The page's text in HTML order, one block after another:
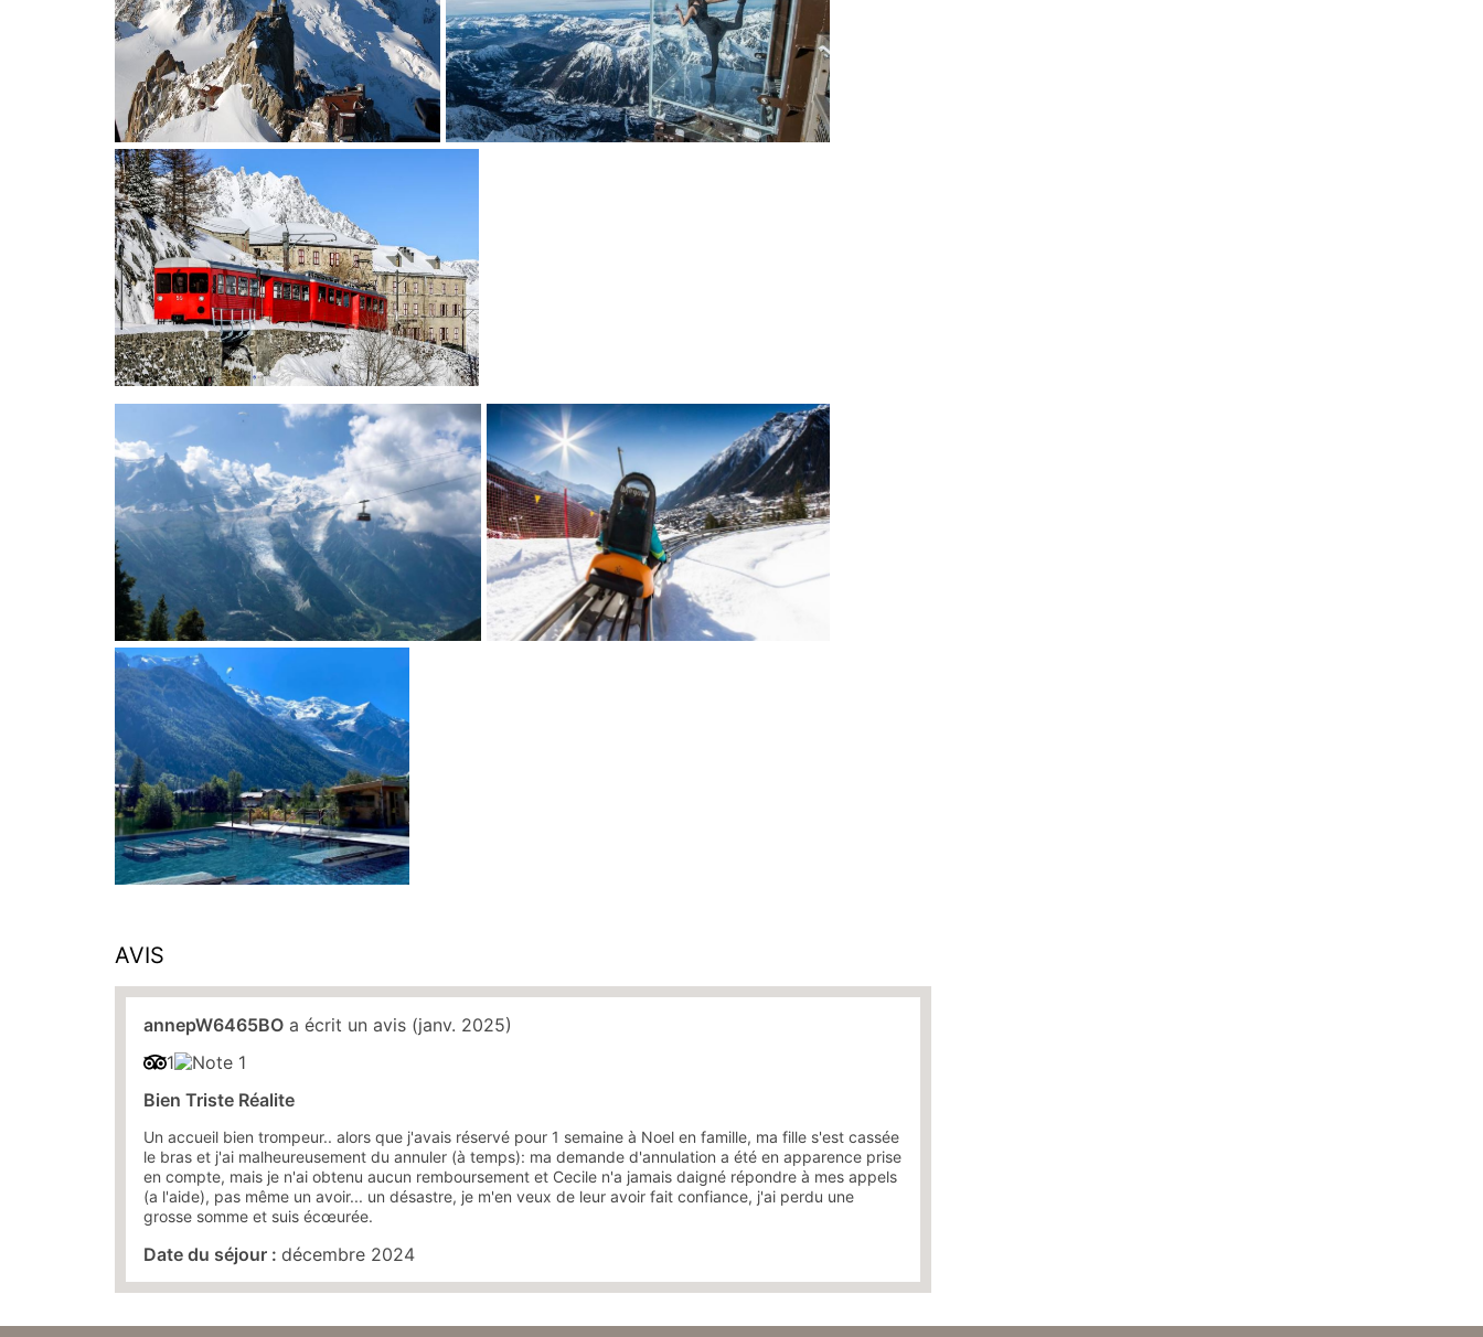
AVIS
annepW6465BO a écrit un avis (janv. 2025)
1
Bien Triste Réalite
Un accueil bien trompeur.. alors que j'avais réservé pour 1 semaine à Noel en famille, ma fille s'est cassée
le bras et j'ai malheureusement du annuler (à temps): ma demande d'annulation a été en apparence prise
en compte, mais je n'ai obtenu aucun remboursement et Cecile n'a jamais daigné répondre à mes appels
(a l'aide), pas même un avoir... un désastre, je m'en veux de leur avoir fait confiance, j'ai perdu une
grosse somme et suis écœurée.
Date du séjour : décembre 2024